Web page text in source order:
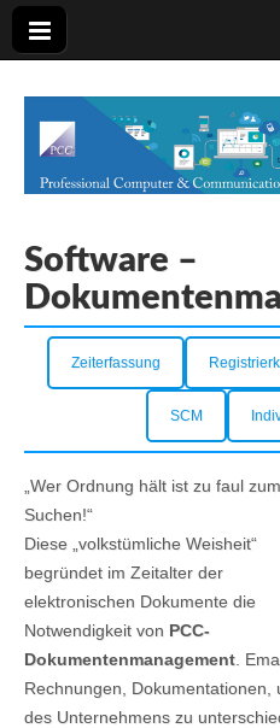
PCC Graz
Software –
Zeiterfassung
SCM
„Wer Ordnung hält ist zu faul zum
Suchen!“
Diese „volkstümliche Weisheit“
begründet im Zeitalter der
elektronischen Dokumente die
Notwendigkeit von PCC-
Dokumentenmanagement .
Rechnungen, Dokumentationen,
des Unternehmens zu